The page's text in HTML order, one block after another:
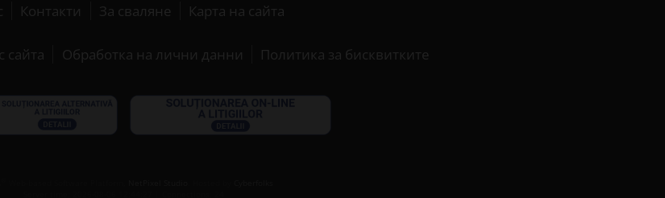
Контакти За сваляне Карта на сайта
сайта Обработка на лични данни Политика за бисквитките